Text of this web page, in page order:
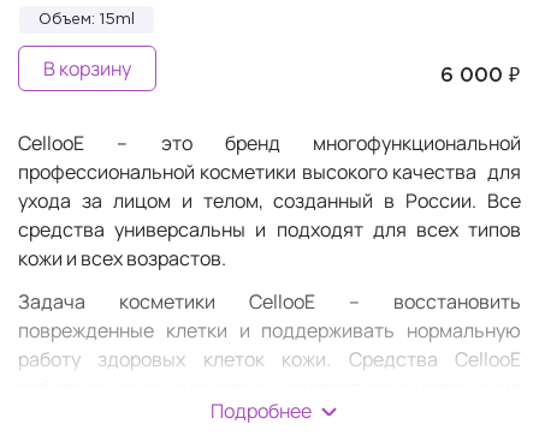
Объем: 15ml
6 000 ₽
В корзину
CellooE – это бренд многофункциональной
профессиональной косметики высокого качества для
ухода за лицом и телом, созданный в России. Все
средства универсальны и подходят для всех типов
кожи и всех возрастов.
Задача косметики CellooE – восстановить
поврежденные клетки и поддерживать нормальную
работу здоровых клеток кожи. Средства CellooE
проблем, и дают видимый эффект от применения.
Подробнее